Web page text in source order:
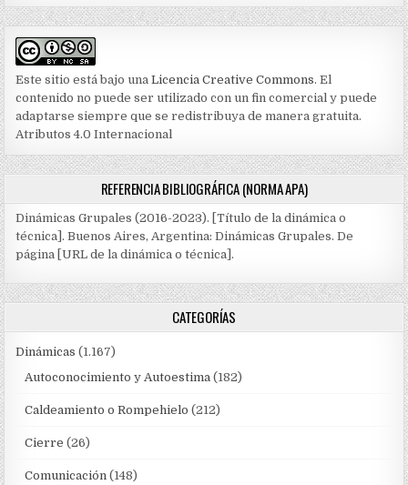
Este sitio está bajo unaLicencia Creative Commons. El
contenido no puede ser utilizado con un fin comercial y puede
adaptarse siempre que se redistribuya de manera gratuita.
Atributos 4.0 Internacional
REFERENCIA BIBLIOGRÁFICA (NORMA APA)
Dinámicas Grupales (2016-2023). [Título de la dinámica o
técnica]. Buenos Aires, Argentina: Dinámicas Grupales. De
página [URL de la dinámica o técnica].
CATEGORÍAS
Dinámicas (1.167)
Autoconocimiento y Autoestima (182)
Caldeamiento o Rompehielo (212)
Cierre (26)
Comunicación (148)